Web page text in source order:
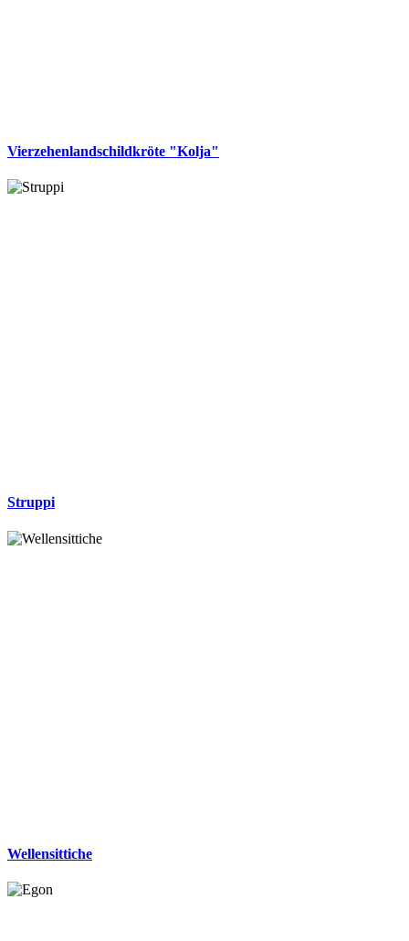
Vierzehenlandschildkröte "Kolja"
Struppi
Wellensittiche